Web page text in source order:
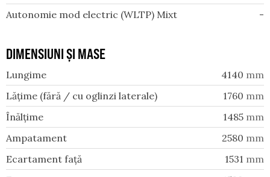
Autonomie mod electric (WLTP) Mixt
-
DIMENSIUNI ȘI MASE
Lungime 4140 mm
Lățime (fără / cu oglinzi laterale)
1760 mm
Înălțime
1485 mm
Ampatament
2580 mm
Ecartament față
1531 mm